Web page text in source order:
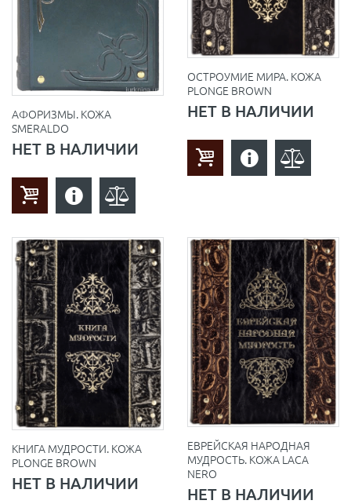
АФОРИЗМЫ. КОЖА
SMERALDO
НЕТ В НАЛИЧИИ
ОСТРОУМИЕ МИРА. КОЖА
PLONGE BROWN
НЕТ В НАЛИЧИИ
КНИГА МУДРОСТИ. КОЖА
PLONGE BROWN
НЕТ В НАЛИЧИИ
ЕВРЕЙСКАЯ НАРОДНАЯ
МУДРОСТЬ. КОЖА LACA
NERO
НЕТ В НАЛИЧИИ